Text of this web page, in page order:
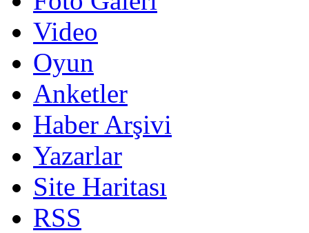
Video
Oyun
Anketler
Haber Arşivi
Yazarlar
Site Haritası
RSS